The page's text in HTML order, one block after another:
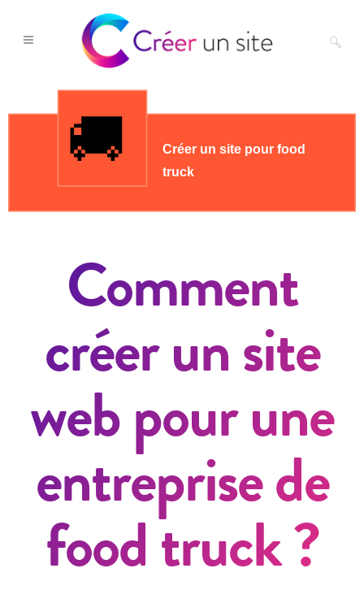
Comment
créer un site
web pour une
entreprise de
food truck ?